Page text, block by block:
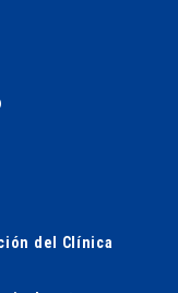
del Clínica